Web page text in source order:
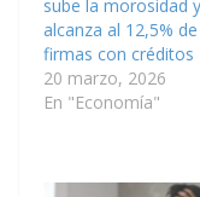
sube la morosidad
alcanza al 12,5%
firmas con créditos
20 marzo, 2026
En "Economía"